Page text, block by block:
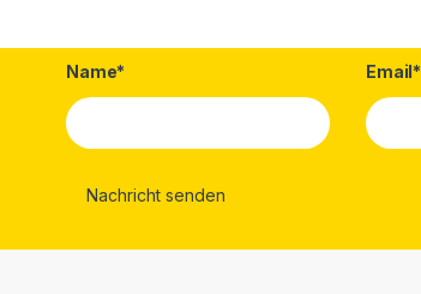
Name* Email*